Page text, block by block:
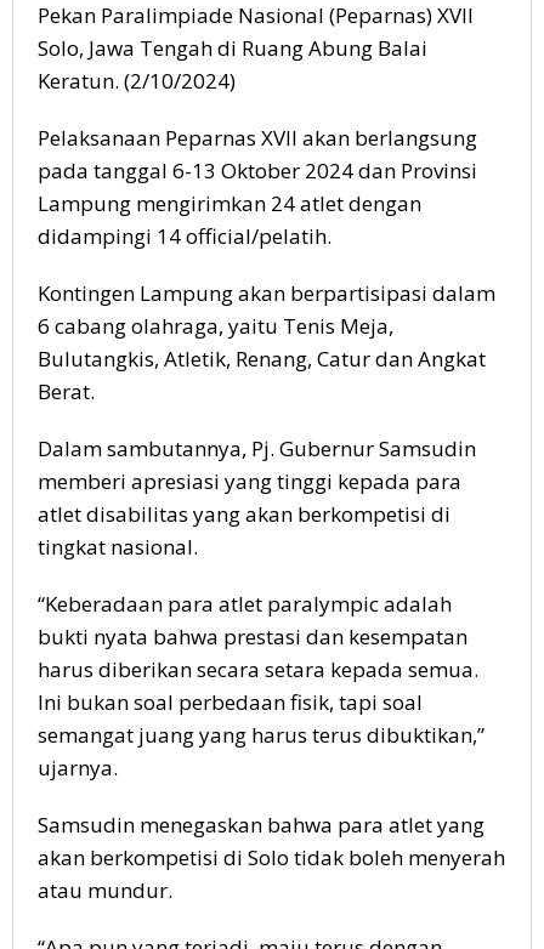
Pekan Paralimpiade Nasional (Peparnas) XVII
Solo, Jawa Tengah di Ruang Abung Balai
Keratun. (2/10/2024)
Pelaksanaan Peparnas XVII akan berlangsung
pada tanggal 6-13 Oktober 2024 dan Provinsi
Lampung mengirimkan 24 atlet dengan
didampingi 14 official/pelatih.
Kontingen Lampung akan berpartisipasi dalam
6 cabang olahraga, yaitu Tenis Meja,
Bulutangkis, Atletik, Renang, Catur dan Angkat
Berat.
Dalam sambutannya, Pj. Gubernur Samsudin
memberi apresiasi yang tinggi kepada para
atlet disabilitas yang akan berkompetisi di
tingkat nasional.
“Keberadaan para atlet paralympic adalah
bukti nyata bahwa prestasi dan kesempatan
harus diberikan secara setara kepada semua.
Ini bukan soal perbedaan fisik, tapi soal
semangat juang yang harus terus dibuktikan,”
ujarnya.
Samsudin menegaskan bahwa para atlet yang
akan berkompetisi di Solo tidak boleh menyerah
atau mundur.